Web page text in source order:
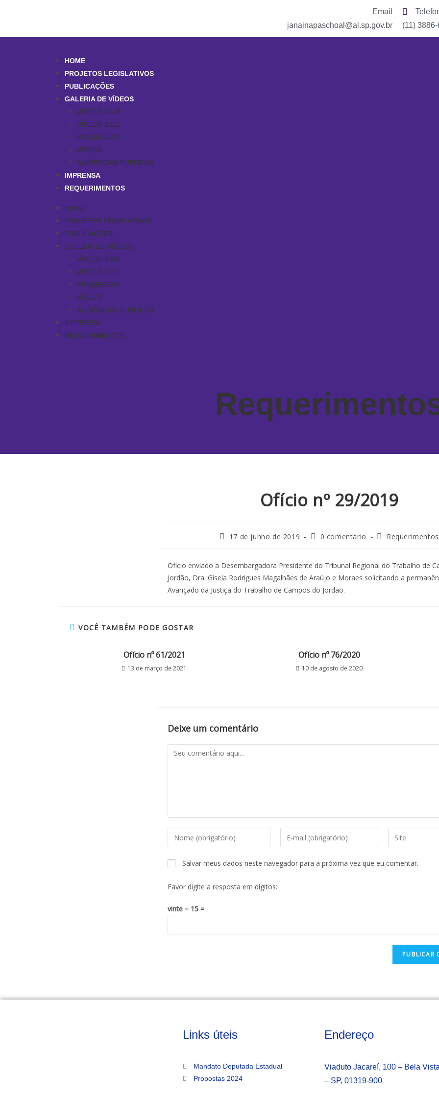
Email
janainapaschoal@al.sp.gov.br
(11)
HOME
PROJETOS LEGISLATIVOS
PUBLICAÇÕES
GALERIA DE VÍDEOS
VÍDEOS 2018
VÍDEOS 2022
PROMESSAS
VÍDEOS
AUDIÊNCIAS PUBLICAS
IMPRENSA
REQUERIMENTOS
HOME
PROJETOS LEGISLATIVOS
PUBLICAÇÕES
GALERIA DE VÍDEOS
VÍDEOS 2018
VÍDEOS 2022
PROMESSAS
VÍDEOS
AUDIÊNCIAS PUBLICAS
IMPRENSA
REQUERIMENTOS
Ofício nº 29/2019
17 de junho de 2019 0 comentário Requerimentos
Ofício enviado a Desembargadora Presidente do Tribunal Regional do Trabalho de
Jordão, Dra. Gisela Rodrigues Magalhães de Araújo e Moraes solicitando a
Avançado da Justiça do Trabalho de Campos do Jordão.
VOCÊ TAMBÉM PODE GOSTAR
Ofício nº 61/2021
13 de março de 2021
Ofício nº 76/2020
10 de agosto de 2020
Deixe um comentário
Salvar meus dados neste navegador para a próxima vez que eu comentar.
Favor digite a resposta em dígitos:
vinte − 15 =
Links úteis
Mandato Deputada Estadual
Propostas 2024
Endereço
Viaduto Jacareí, 100 – Bela
– SP, 01319-900